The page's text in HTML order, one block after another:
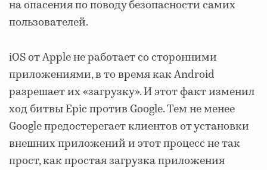
на опасения по поводу безопасности самих
пользователей.
iOS от Apple не работает со сторонними
приложениями, в то время как Android
разрешает их «загрузку». И этот факт изменил
ход битвы Epic против Google. Тем не менее
Google предостерегает клиентов от установки
внешних приложений и этот процесс не так
прост, как простая загрузка приложения